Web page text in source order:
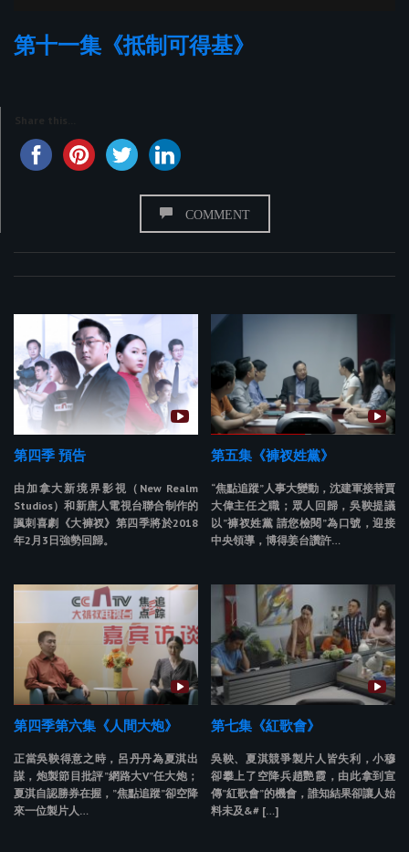
第十一集《抵制可得基》
COMMENT
第四季 預告
由加拿大新境界影視（New Realm
Studios）和新唐人電視台聯合制作的
諷刺喜劇《大褲衩》第四季將於2018
年2月3日強勢回歸。
第五集《褲衩姓黨》
“焦點追蹤”人事大變動，沈建軍接替賈
大偉主任之職；眾人回歸，吳鞅提議
以”褲衩姓黨 請您檢閱”為口號，迎接
中央領導，博得姜台讚許…
第四季第六集《人間大炮》
正當吳鞅得意之時，呂丹丹為夏淇出
謀，炮製節目批評”網路大V”任大炮；
夏淇自認勝券在握，”焦點追蹤”卻空降
來一位製片人…
第七集《紅歌會》
吳鞅、夏淇競爭製片人皆失利，小穆
卻攀上了空降兵趙艷霞，由此拿到宣
傳”紅歌會”的機會，誰知結果卻讓人始
料未及&# […]